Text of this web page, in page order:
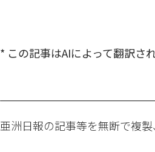
* この記事はAIによって翻訳さ
亜洲日報の記事等を無断で複